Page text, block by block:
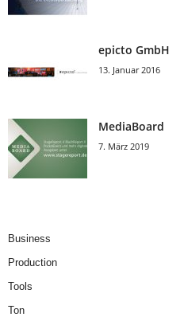
epicto GmbH
13. Januar 2016
MediaBoard
7. März 2019
Business
Production
Tools
Ton